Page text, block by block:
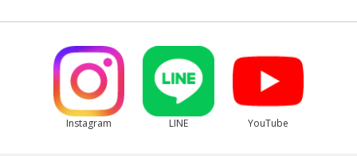
Instagram LINE YouTube